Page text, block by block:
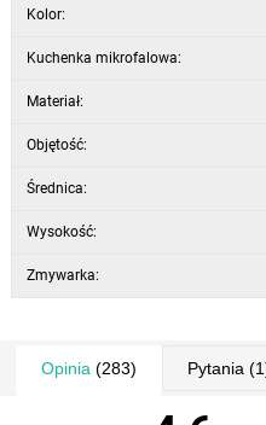
Kolor:
Kuchenka mikrofalowa:
Materiał:
Objętość:
Średnica:
Wysokość:
Zmywarka:
Opinia (283) Pytania